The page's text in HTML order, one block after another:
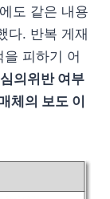
도 같은 내용
다. 반복 게재
을 피하기 어
의위반 여부
체의 보도 이